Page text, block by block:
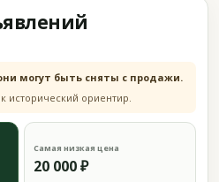
могут быть сняты с продажи.
исторический ориентир.
Самая низкая цена
20 000 ₽